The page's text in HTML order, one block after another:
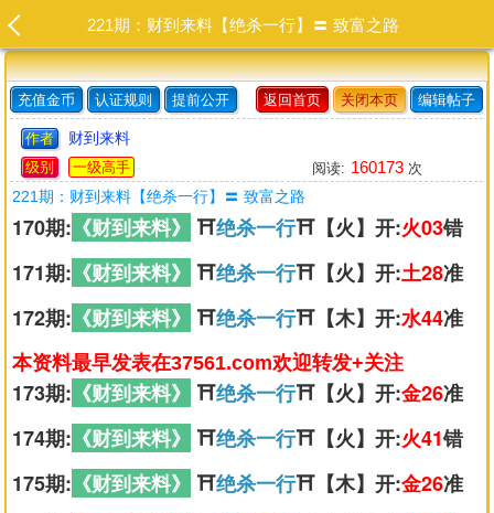
221期：财到来料【绝杀一行】〓 致富之路
充值金币 认证规则 提前公开 返回首页 关闭本页 编辑帖子
作者 财到来料
级别 一级高手 阅读: 160173 次
221期：财到来料【绝杀一行】〓 致富之路
170期: 《财到来料》 ⛩️绝杀一行⛩️【火】开:火03错
171期: 《财到来料》 ⛩️绝杀一行⛩️【火】开:土28准
172期: 《财到来料》 ⛩️绝杀一行⛩️【木】开:水44准
本资料最早发表在37561.com欢迎转发+关注
173期: 《财到来料》 ⛩️绝杀一行⛩️【火】开:金26准
174期: 《财到来料》 ⛩️绝杀一行⛩️【火】开:火41错
175期: 《财到来料》 ⛩️绝杀一行⛩️【木】开:金26准